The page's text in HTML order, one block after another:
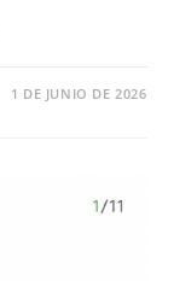
1 DE JUNIO DE 2026